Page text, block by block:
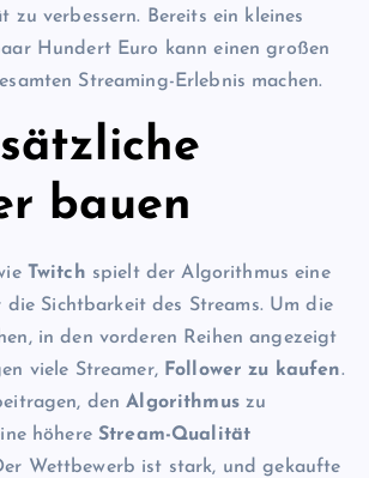
zu verbessern. Bereits ein kleines
Hundert Euro kann einen großen
Streaming-Erlebnis machen.
bauen
Twitch spielt der Algorithmus eine
Sichtbarkeit des Streams. Um die
in den vorderen Reihen angezeigt
viele Streamer, Follower zu kaufen.
denAlgorithmuszu
höhereStream-Qualität
Wettbewerb ist stark, und gekaufte